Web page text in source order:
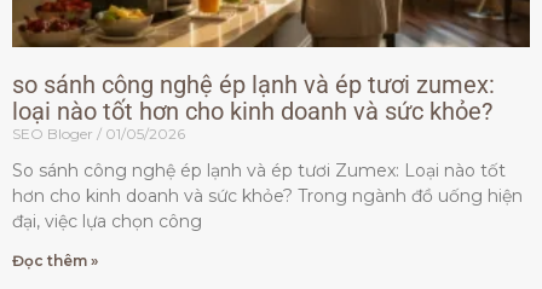
so sánh công nghệ ép lạnh và ép tươi zumex:
loại nào tốt hơn cho kinh doanh và sức khỏe?
SEO Bloger 01/05/2026
So sánh công nghệ ép lạnh và ép tươi Zumex: Loại nào tốt
hơn cho kinh doanh và sức khỏe? Trong ngành đồ uống hiện
đại, việc lựa chọn công
Đọc thêm »